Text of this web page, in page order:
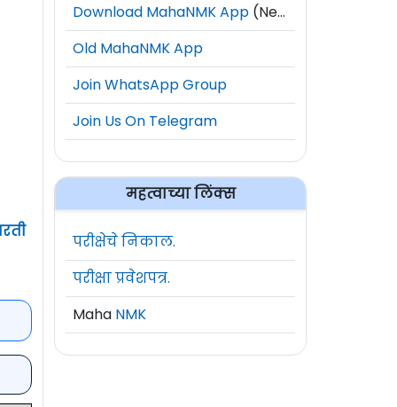
Download MahaNMK App (New)
Old MahaNMK App
Join WhatsApp Group
Join Us On Telegram
महत्वाच्या लिंक्स
परीक्षेचे निकाल.
परीक्षा प्रवेशपत्र.
Maha NMK